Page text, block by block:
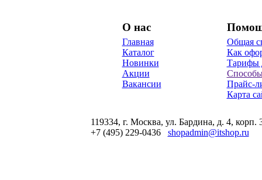
О нас
Главная
Каталог
Новинки
Акции
Вакансии
Общая
Как
Тарифы
Прайс-
Карта
119334, г. Москва, ул. Бардина, д. 4, корп.
+7 (495) 229-0436 shopadmin@itshop.ru